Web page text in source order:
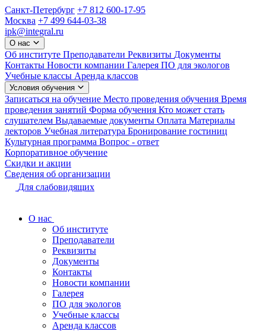
Санкт-Петербург +7 812 600-17-95
Москва +7 499 644-03-38
ipk@integral.ru
О нас
Об институте Преподаватели Реквизиты Документы
Контакты Новости компании Галерея ПО для экологов
Учебные классы Аренда классов
Условия обучения
Записаться на обучение Место проведения обучения Время
проведения занятий Форма обучения Кто может стать
слушателем Выдаваемые документы Оплата Материалы
лекторов Учебная литература Бронирование гостиниц
Культурная программа Вопрос - ответ
Корпоративное обучение
Скидки и акции
Сведения об организации
Для слабовидящих
О нас
Об институте
Преподаватели
Реквизиты
Документы
Контакты
Новости компании
Галерея
ПО для экологов
Учебные классы
Аренда классов